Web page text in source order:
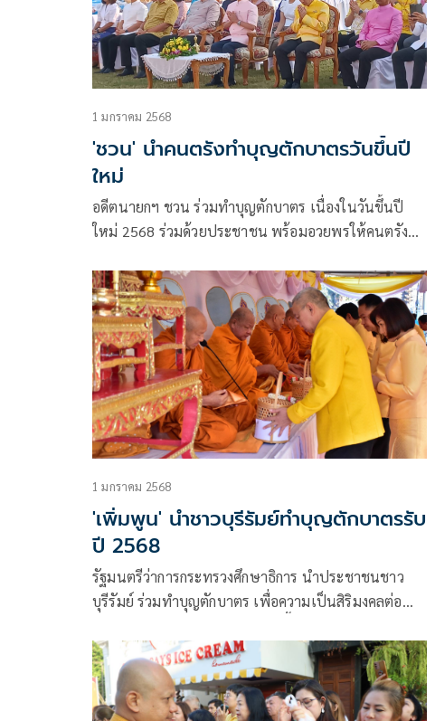
1 มกราคม 2568
'ชวน' นำคนตรังทำบุญตักบาตรวันขึ้นปี
ใหม่
อดีตนายกฯ ชวน ร่วมทำบุญตักบาตร เนื่องในวันขึ้นปี
ใหม่ 2568 ร่วมด้วยประชาชน พร้อมอวยพรให้คนตรัง
1 มกราคม 2568
'เพิ่มพูน' นำชาวบุรีรัมย์ทำบุญตักบาตรรับ
ปี 2568
รัฐมนตรีว่าการกระทรวงศึกษาธิการ นำประชาชนชาว
บุรีรัมย์ ร่วมทำบุญตักบาตร เพื่อความเป็นสิริมงคลต่อ